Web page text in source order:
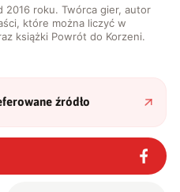
2016 roku. Twórca gier, autor
które można liczyć w
książki Powrót do Korzeni.
źródło